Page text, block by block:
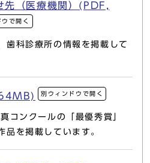
先（医療機関）(PDF,
で開く
歯科診療所の情報を掲載して
別ウィンドウで開く
コンクールの「最優秀賞」
品を掲載しています。